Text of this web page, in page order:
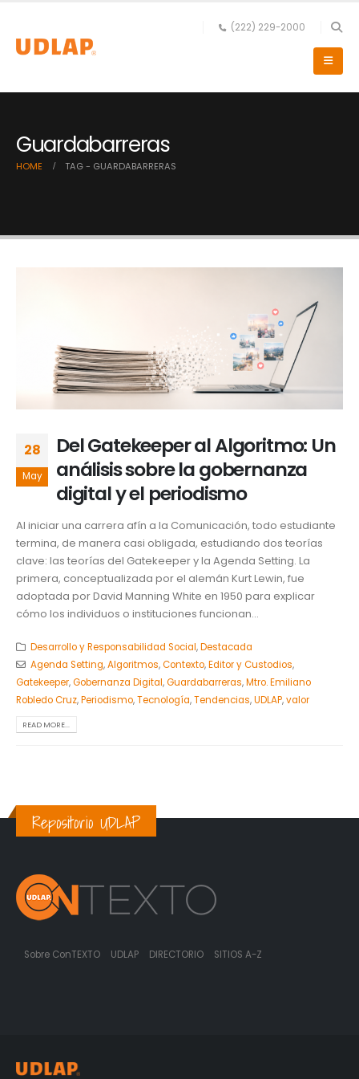
(222) 229-2000
Guardabarreras
HOME TAG - GUARDABARRERAS
28
May
Del Gatekeeper al Algoritmo: Un
análisis sobre la gobernanza
digital y el periodismo
Al iniciar una carrera afín a la Comunicación, todo estudiante
termina, de manera casi obligada, estudiando dos teorías
clave: las teorías del Gatekeeper y la Agenda Setting. La
primera, conceptualizada por el alemán Kurt Lewin, fue
adoptada por David Manning White en 1950 para explicar
cómo los individuos o instituciones funcionan...
Desarrollo y Responsabilidad Social,Destacada
Agenda Setting,Algoritmos,Contexto,Editor y Custodios,
Gatekeeper,Gobernanza Digital,Guardabarreras,Mtro. Emiliano
Robledo Cruz,Periodismo,Tecnología,Tendencias,UDLAP,valor
READ MORE...
Repositorio UDLAP
Sobre ConTEXTO UDLAP DIRECTORIO SITIOS A-Z